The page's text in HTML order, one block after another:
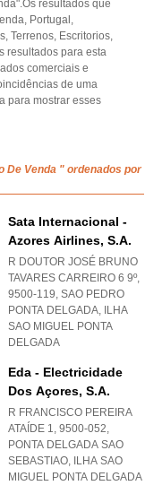
resultados que
Portugal,
Terrenos, Escritorios,
resultados para esta
comerciais e
de uma
para mostrar esses
De Venda " ordenados por
Sata Internacional -
Azores Airlines, S.a.
R DOUTOR JOSÉ BRUNO
TAVARES CARREIRO 6 9º,
9500-119, SAO PEDRO
PONTA DELGADA, ILHA
SAO MIGUEL PONTA
DELGADA
Eda - Electricidade
Dos Açores, S.a.
R FRANCISCO PEREIRA
ATAÍDE 1, 9500-052,
PONTA DELGADA SAO
SEBASTIAO, ILHA SAO
MIGUEL PONTA DELGADA